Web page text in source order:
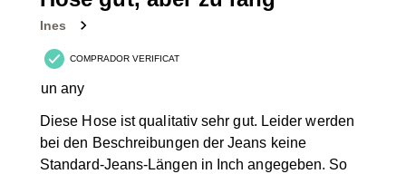
Ines
COMPRADOR VERIFICAT
un any
Diese Hose ist qualitativ sehr gut. Leider werden
bei den Beschreibungen der Jeans keine
Standard-Jeans-Längen in Inch angegeben. So